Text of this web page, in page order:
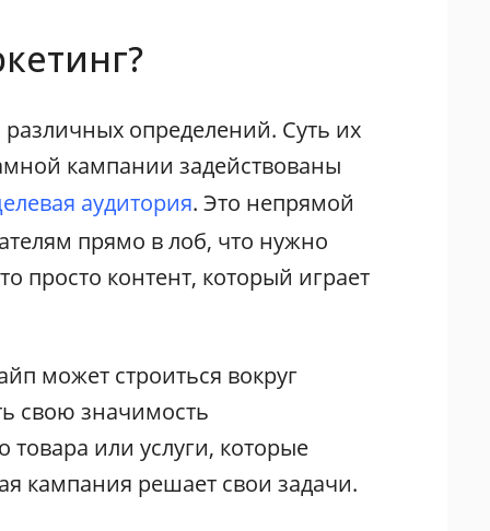
определений. Суть их
кампании задействованы
аудитория. Это непрямой
прямо в лоб, что нужно
просто контент, который играет
может строиться вокруг
свою значимость
товара или услуги, которые
кампания решает свои задачи.